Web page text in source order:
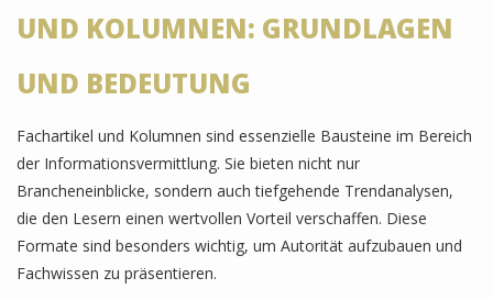
MAIN MENU
NEWS
JOIN NOW
ABOUT US
BENEFITS
LIBRARY
UND KOLUMNEN: GRUNDLAGEN
UND BEDEUTUNG
Fachartikel und Kolumnen sind essenzielle Bausteine im Bereich
der Informationsvermittlung. Sie bieten nicht nur
Brancheneinblicke, sondern auch tiefgehende Trendanalysen,
die den Lesern einen wertvollen Vorteil verschaffen. Diese
Formate sind besonders wichtig, um Autorität aufzubauen und
Fachwissen zu präsentieren.